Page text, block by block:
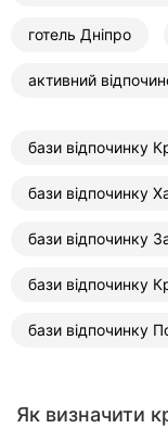
готель Дніпро
активний
бази відпочинку
бази відпочинку
бази відпочинку
бази відпочинку
бази відпочинку
Як визначити